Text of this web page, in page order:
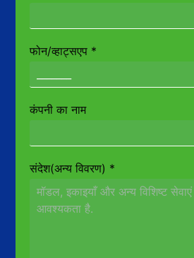
फोन/व्हाट्सएप *
कंपनी का नाम
संदेश(अन्य विवरण) *